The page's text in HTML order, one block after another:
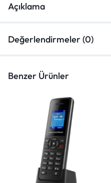
Açıklama
Değerlendirmeler (0)
Benzer Ürünler